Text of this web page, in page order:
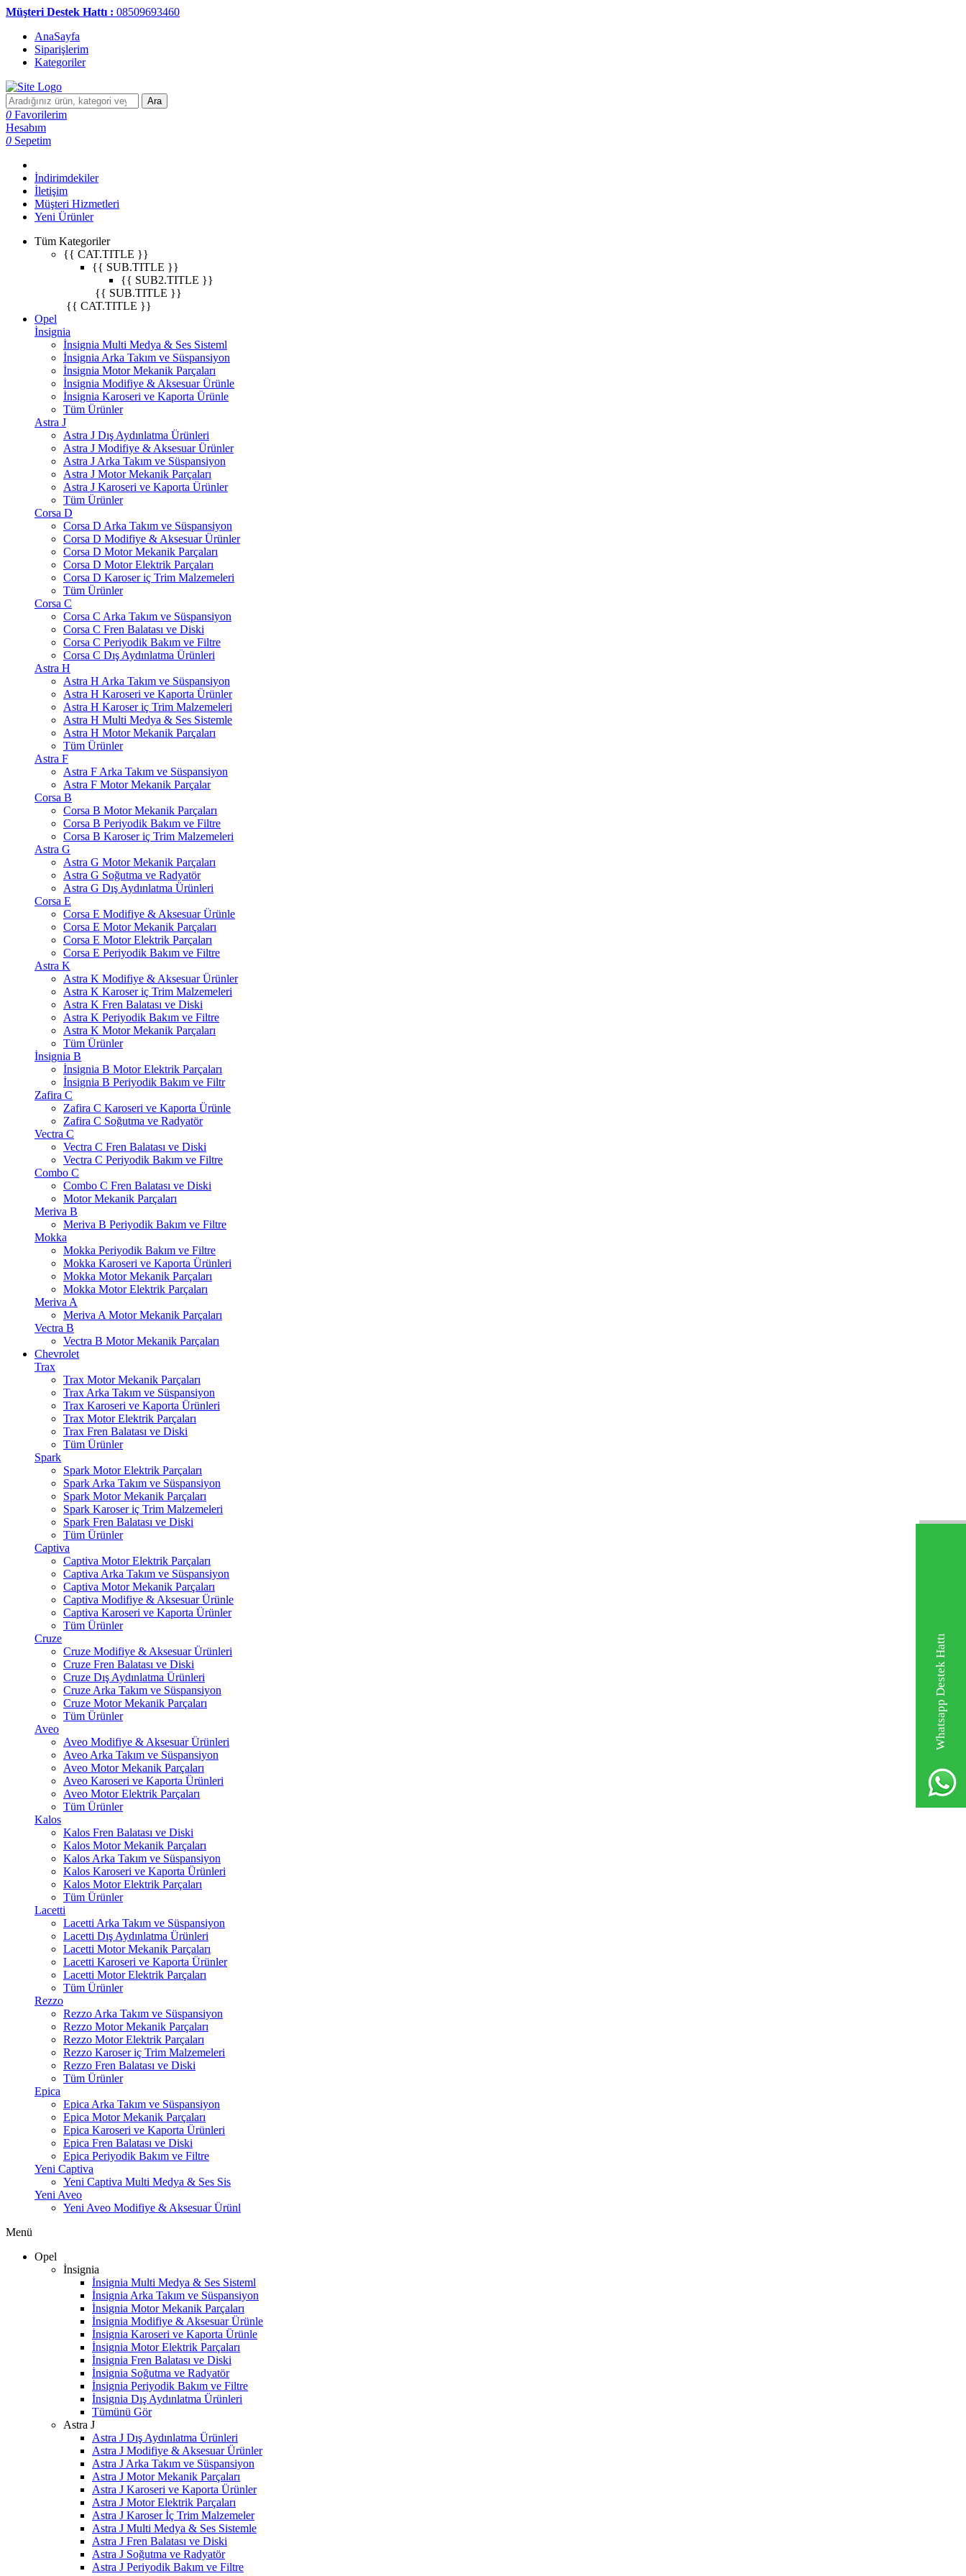
Whatsapp Destek Hattı
Müşteri Destek Hattı : 08509693460
AnaSayfa
Siparişlerim
Kategoriler
Ara
0 Favorilerim
Hesabım
0 Sepetim
İndirimdekiler
İletişim
Müşteri Hizmetleri
Yeni Ürünler
Tüm Kategoriler
{{ CAT.TITLE }}
{{ SUB.TITLE }}
{{ SUB2.TITLE }}
{{ SUB.TITLE }}
{{ CAT.TITLE }}
Opel
İnsignia
İnsignia Multi Medya & Ses Sisteml
İnsignia Arka Takım ve Süspansiyon
İnsignia Motor Mekanik Parçaları
İnsignia Modifiye & Aksesuar Ürünle
İnsignia Karoseri ve Kaporta Ürünle
Tüm Ürünler
Astra J
Astra J Dış Aydınlatma Ürünleri
Astra J Modifiye & Aksesuar Ürünler
Astra J Arka Takım ve Süspansiyon
Astra J Motor Mekanik Parçaları
Astra J Karoseri ve Kaporta Ürünler
Tüm Ürünler
Corsa D
Corsa D Arka Takım ve Süspansiyon
Corsa D Modifiye & Aksesuar Ürünler
Corsa D Motor Mekanik Parçaları
Corsa D Motor Elektrik Parçaları
Corsa D Karoser iç Trim Malzemeleri
Tüm Ürünler
Corsa C
Corsa C Arka Takım ve Süspansiyon
Corsa C Fren Balatası ve Diski
Corsa C Periyodik Bakım ve Filtre
Corsa C Dış Aydınlatma Ürünleri
Astra H
Astra H Arka Takım ve Süspansiyon
Astra H Karoseri ve Kaporta Ürünler
Astra H Karoser iç Trim Malzemeleri
Astra H Multi Medya & Ses Sistemle
Astra H Motor Mekanik Parçaları
Tüm Ürünler
Astra F
Astra F Arka Takım ve Süspansiyon
Astra F Motor Mekanik Parçalar
Corsa B
Corsa B Motor Mekanik Parçaları
Corsa B Periyodik Bakım ve Filtre
Corsa B Karoser iç Trim Malzemeleri
Astra G
Astra G Motor Mekanik Parçaları
Astra G Soğutma ve Radyatör
Astra G Dış Aydınlatma Ürünleri
Corsa E
Corsa E Modifiye & Aksesuar Ürünle
Corsa E Motor Mekanik Parçaları
Corsa E Motor Elektrik Parçaları
Corsa E Periyodik Bakım ve Filtre
Astra K
Astra K Modifiye & Aksesuar Ürünler
Astra K Karoser iç Trim Malzemeleri
Astra K Fren Balatası ve Diski
Astra K Periyodik Bakım ve Filtre
Astra K Motor Mekanik Parçaları
Tüm Ürünler
İnsignia B
İnsignia B Motor Elektrik Parçaları
İnsignia B Periyodik Bakım ve Filtr
Zafira C
Zafira C Karoseri ve Kaporta Ürünle
Zafira C Soğutma ve Radyatör
Vectra C
Vectra C Fren Balatası ve Diski
Vectra C Periyodik Bakım ve Filtre
Combo C
Combo C Fren Balatası ve Diski
Motor Mekanik Parçaları
Meriva B
Meriva B Periyodik Bakım ve Filtre
Mokka
Mokka Periyodik Bakım ve Filtre
Mokka Karoseri ve Kaporta Ürünleri
Mokka Motor Mekanik Parçaları
Mokka Motor Elektrik Parçaları
Meriva A
Meriva A Motor Mekanik Parçaları
Vectra B
Vectra B Motor Mekanik Parçaları
Chevrolet
Trax
Trax Motor Mekanik Parçaları
Trax Arka Takım ve Süspansiyon
Trax Karoseri ve Kaporta Ürünleri
Trax Motor Elektrik Parçaları
Trax Fren Balatası ve Diski
Tüm Ürünler
Spark
Spark Motor Elektrik Parçaları
Spark Arka Takım ve Süspansiyon
Spark Motor Mekanik Parçaları
Spark Karoser iç Trim Malzemeleri
Spark Fren Balatası ve Diski
Tüm Ürünler
Captiva
Captiva Motor Elektrik Parçaları
Captiva Arka Takım ve Süspansiyon
Captiva Motor Mekanik Parçaları
Captiva Modifiye & Aksesuar Ürünle
Captiva Karoseri ve Kaporta Ürünler
Tüm Ürünler
Cruze
Cruze Modifiye & Aksesuar Ürünleri
Cruze Fren Balatası ve Diski
Cruze Dış Aydınlatma Ürünleri
Cruze Arka Takım ve Süspansiyon
Cruze Motor Mekanik Parçaları
Tüm Ürünler
Aveo
Aveo Modifiye & Aksesuar Ürünleri
Aveo Arka Takım ve Süspansiyon
Aveo Motor Mekanik Parçaları
Aveo Karoseri ve Kaporta Ürünleri
Aveo Motor Elektrik Parçaları
Tüm Ürünler
Kalos
Kalos Fren Balatası ve Diski
Kalos Motor Mekanik Parçaları
Kalos Arka Takım ve Süspansiyon
Kalos Karoseri ve Kaporta Ürünleri
Kalos Motor Elektrik Parçaları
Tüm Ürünler
Lacetti
Lacetti Arka Takım ve Süspansiyon
Lacetti Dış Aydınlatma Ürünleri
Lacetti Motor Mekanik Parçaları
Lacetti Karoseri ve Kaporta Ürünler
Lacetti Motor Elektrik Parçaları
Tüm Ürünler
Rezzo
Rezzo Arka Takım ve Süspansiyon
Rezzo Motor Mekanik Parçaları
Rezzo Motor Elektrik Parçaları
Rezzo Karoser iç Trim Malzemeleri
Rezzo Fren Balatası ve Diski
Tüm Ürünler
Epica
Epica Arka Takım ve Süspansiyon
Epica Motor Mekanik Parçaları
Epica Karoseri ve Kaporta Ürünleri
Epica Fren Balatası ve Diski
Epica Periyodik Bakım ve Filtre
Yeni Captiva
Yeni Captiva Multi Medya & Ses Sis
Yeni Aveo
Yeni Aveo Modifiye & Aksesuar Ürünl
Menü
Opel
İnsignia
İnsignia Multi Medya & Ses Sisteml
İnsignia Arka Takım ve Süspansiyon
İnsignia Motor Mekanik Parçaları
İnsignia Modifiye & Aksesuar Ürünle
İnsignia Karoseri ve Kaporta Ürünle
İnsignia Motor Elektrik Parçaları
İnsignia Fren Balatası ve Diski
İnsignia Soğutma ve Radyatör
İnsignia Periyodik Bakım ve Filtre
İnsignia Dış Aydınlatma Ürünleri
Tümünü Gör
Astra J
Astra J Dış Aydınlatma Ürünleri
Astra J Modifiye & Aksesuar Ürünler
Astra J Arka Takım ve Süspansiyon
Astra J Motor Mekanik Parçaları
Astra J Karoseri ve Kaporta Ürünler
Astra J Motor Elektrik Parçaları
Astra J Karoser İç Trim Malzemeler
Astra J Multi Medya & Ses Sistemle
Astra J Fren Balatası ve Diski
Astra J Soğutma ve Radyatör
Astra J Periyodik Bakım ve Filtre